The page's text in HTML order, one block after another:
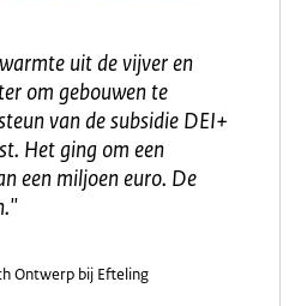
uit de vijver en
om gebouwen te
van de subsidie DEI+
Het ging om een
een miljoen euro. De
"
Ontwerp bij Efteling